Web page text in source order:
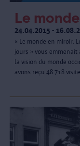
Le
24.04.2015 -
« Le monde en miroir.
jours » vous
la vision du monde
avons reçu 48 718